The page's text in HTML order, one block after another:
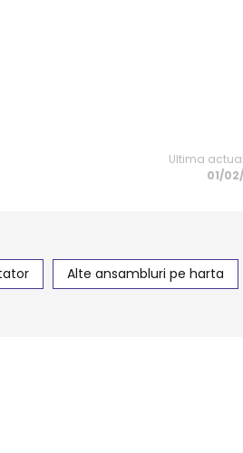
Ultima
01/
Alte ansambluri pe harta